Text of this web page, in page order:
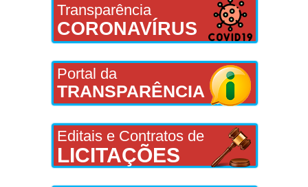
Transparência
CORONAVÍRUS
Portal da
TRANSPARÊNCIA
Editais e Contratos de
LICITAÇÕES